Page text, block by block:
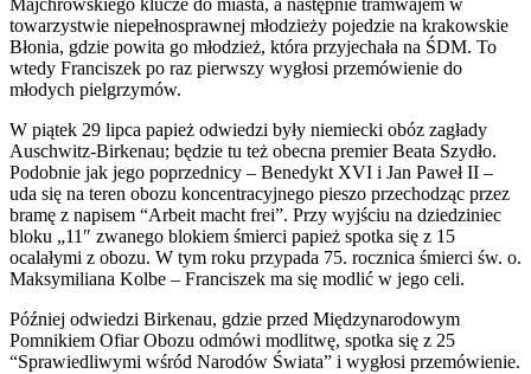
Majchrowskiego klucze do miasta, a następnie tramwajem w
towarzystwie niepełnosprawnej młodzieży pojedzie na krakowskie
Błonia, gdzie powita go młodzież, która przyjechała na ŚDM. To
wtedy Franciszek po raz pierwszy wygłosi przemówienie do
młodych pielgrzymów.
W piątek 29 lipca papież odwiedzi były niemiecki obóz zagłady
Auschwitz-Birkenau; będzie tu też obecna premier Beata Szydło.
Podobnie jak jego poprzednicy – Benedykt XVI i Jan Paweł II –
uda się na teren obozu koncentracyjnego pieszo przechodząc przez
bramę z napisem “Arbeit macht frei”. Przy wyjściu na dziedziniec
bloku „11″ zwanego blokiem śmierci papież spotka się z 15
ocalałymi z obozu. W tym roku przypada 75. rocznica śmierci św. o.
Maksymiliana Kolbe – Franciszek ma się modlić w jego celi.
Później odwiedzi Birkenau, gdzie przed Międzynarodowym
Pomnikiem Ofiar Obozu odmówi modlitwę, spotka się z 25
“Sprawiedliwymi wśród Narodów Świata” i wygłosi przemówienie.